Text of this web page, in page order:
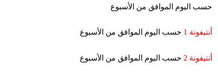
حسب اليوم الموافق من الأسبوع
أنتيفونة 1 حسب اليوم الموافق من الأسبوع
أنتيفونة 2 حسب اليوم الموافق من الأسبوع